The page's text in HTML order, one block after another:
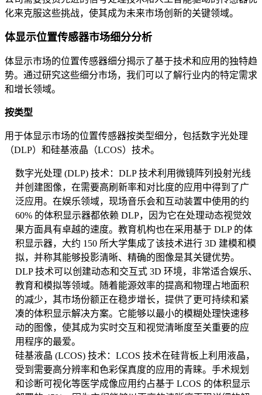
化来克服这些挑战，使其成为未来市场创新的关键领域。
体显示位置传感器市场细分分析
体显示市场的位置传感器细分揭示了基于技术和应用的独特趋
势。通过研究这些细分市场，我们可以了解行业内的特定需求
和增长领域。
按类型
用于体显示市场的位置传感器按类型细分，包括数字光处理
（DLP）和硅基液晶（LCOS）技术。
数字光处理 (DLP) 技术：DLP 技术利用微镜阵列投射光线
并创建图像，在需要高刷新率和对比度的应用中得到了广
泛应用。在娱乐领域，现场音乐会和互动装置中使用的约
60% 的体积显示器都依赖 DLP，因为它在处理动态视觉效
果方面具有卓越的速度。教育机构也在采用基于 DLP 的体
积显示器，大约 150 所大学集成了该技术进行 3D 建模和模
拟，并称其能够投影清晰、精确的图像是其关键优势。
DLP 技术可以创建动态和交互式 3D 环境，非常适合娱乐、
教育和模拟等领域。随着能源效率的提高和物理占地面积
的减少，其市场份额正在稳步增长，提供了更可持续和紧
凑的体积显示解决方案。它能够以最小的模糊处理快速移
动的图像，使其成为实时交互和视觉清晰度至关重要的应
用程序的最爱。
硅基液晶 (LCOS) 技术：LCOS 技术在硅背板上利用液晶，
受到需要高分辨率和色彩保真度的应用的青睐。手术规划
和诊断可视化等医学成像应用约占基于 LCOS 的体积显示